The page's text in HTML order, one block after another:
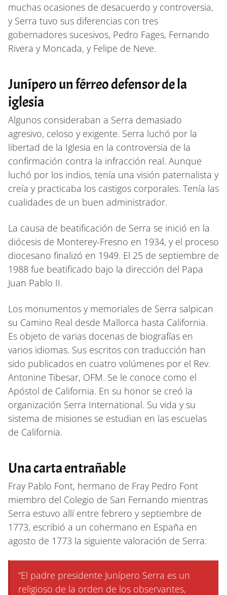
muchas ocasiones de desacuerdo y controversia,
y Serra tuvo sus diferencias con tres
gobernadores sucesivos, Pedro Fages, Fernando
Rivera y Moncada, y Felipe de Neve.
Junípero un férreo defensor de la
iglesia
Algunos consideraban a Serra demasiado
agresivo, celoso y exigente. Serra luchó por la
libertad de la Iglesia en la controversia de la
confirmación contra la infracción real. Aunque
luchó por los indios, tenía una visión paternalista y
creía y practicaba los castigos corporales. Tenía las
cualidades de un buen administrador.
La causa de beatificación de Serra se inició en la
diócesis de Monterey-Fresno en 1934, y el proceso
diocesano finalizó en 1949. El 25 de septiembre de
1988 fue beatificado bajo la dirección del Papa
Juan Pablo II.
Los monumentos y memoriales de Serra salpican
su Camino Real desde Mallorca hasta California.
Es objeto de varias docenas de biografías en
varios idiomas. Sus escritos con traducción han
sido publicados en cuatro volúmenes por el Rev.
Antonine Tibesar, OFM. Se le conoce como el
Apóstol de California. En su honor se creó la
organización Serra International. Su vida y su
sistema de misiones se estudian en las escuelas
de California.
Una carta entrañable
Fray Pablo Font, hermano de Fray Pedro Font
miembro del Colegio de San Fernando mientras
Serra estuvo allí entre febrero y septiembre de
1773, escribió a un cohermano en España en
agosto de 1773 la siguiente valoración de Serra:
“El padre presidente Junípero Serra es un
religioso de la orden de los observantes,